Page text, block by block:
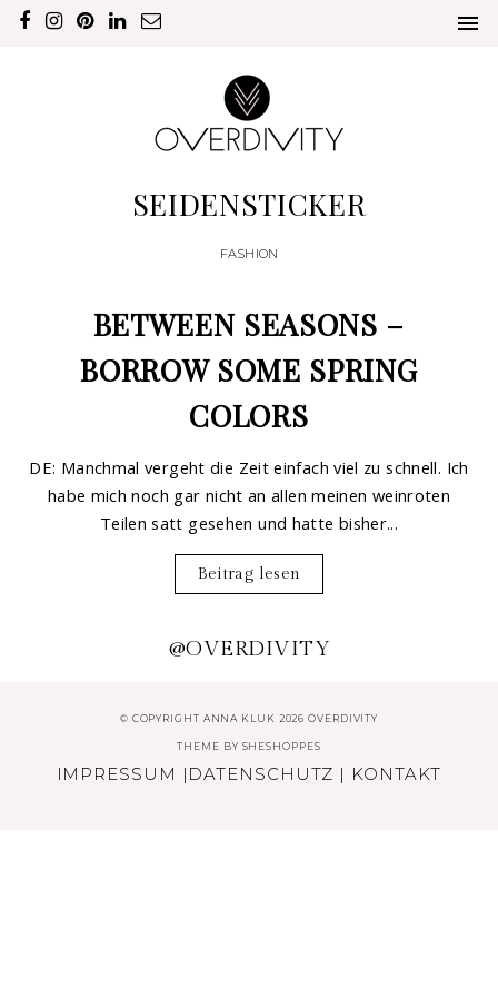
SEIDENSTICKER
FASHION
BETWEEN SEASONS –
BORROW SOME SPRING
COLORS
DE: Manchmal vergeht die Zeit einfach viel zu schnell. Ich
habe mich noch gar nicht an allen meinen weinroten
Teilen satt gesehen und hatte bisher...
Beitrag lesen
@OVERDIVITY
© COPYRIGHT ANNA KLUK 2026 OVERDIVITY
THEME BY SHESHOPPES
IMPRESSUM | DATENSCHUTZ | KONTAKT